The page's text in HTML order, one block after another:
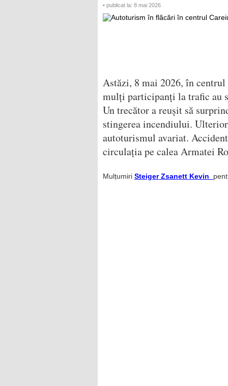
• publicat la: 8 mai 2026
Astăzi, 8 mai 2026, în
mulți participanți la trafic au
Un trecător a reușit să
stingerea incendiului.
autoturismul avariat.
circulația pe calea Armatei
Mulțumiri Steiger Zsanett Kevin